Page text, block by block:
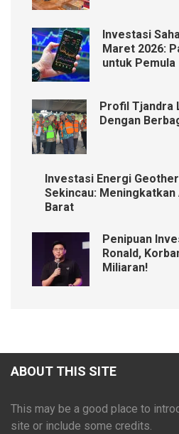
Investasi
Maret 2026:
untuk Pemula
Profil Tjandra
Dengan
Investasi Energi
Sekincau: Meningkatkan
Barat
Penipuan
Ronald,
Miliaran!
ABOUT THIS SITE
This may be a good place to
site or include some credits.